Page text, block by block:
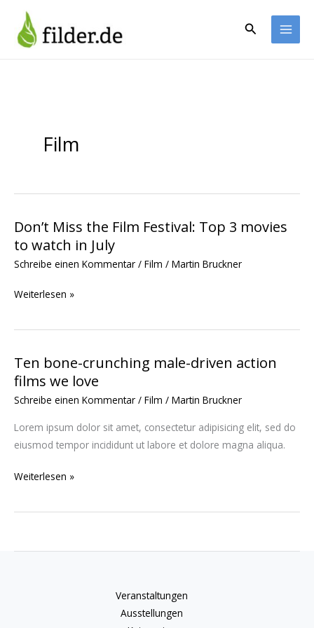
Inhalt
springen
Suchen
Film
Don’t Miss the Film Festival: Top 3 movies
to watch in July
Schreibe einen Kommentar / Film / Martin Bruckner
Don’t
Miss
the
Festival:
3
to
watch
in
Weiterlesen »
Ten bone-crunching male-driven action
films we love
Schreibe einen Kommentar / Film / Martin Bruckner
Lorem ipsum dolor sit amet, consectetur adipisicing elit, sed do
eiusmod tempor incididunt ut labore et dolore magna aliqua.
Ten
bone-
crunching
driven
action
we
Weiterlesen »
Veranstaltungen
Ausstellungen